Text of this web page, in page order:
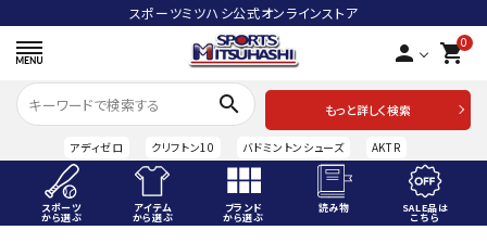
スポーツミツハシ公式オンラインストア
person 0
shopping_cart
search
もっと詳しく検索
アディゼロ クリフトン10 バドミントンシューズ AKTR
スポーツ
から選ぶ
アイテム
から選ぶ
ブランド
から選ぶ
読み物 SALE品は
こちら